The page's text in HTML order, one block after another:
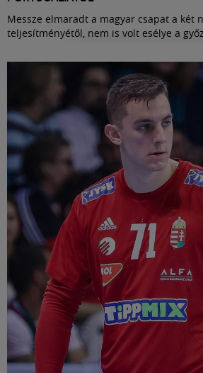
Messze elmaradt a magyar csapat a két
teljesítményétől, nem is volt esélye a